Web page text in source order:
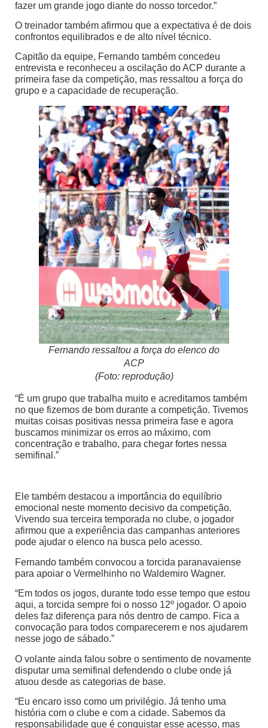
fazer um grande jogo diante do nosso torcedor.”
O treinador também afirmou que a expectativa é de dois
confrontos equilibrados e de alto nível técnico.
Capitão da equipe, Fernando também concedeu
entrevista e reconheceu a oscilação do ACP durante a
primeira fase da competição, mas ressaltou a força do
grupo e a capacidade de recuperação.
Fernando ressaltou a força do elenco do
ACP
(Foto: reprodução)
“É um grupo que trabalha muito e acreditamos também
no que fizemos de bom durante a competição. Tivemos
muitas coisas positivas nessa primeira fase e agora
buscamos minimizar os erros ao máximo, com
concentração e trabalho, para chegar fortes nessa
semifinal.”
Ele também destacou a importância do equilíbrio
emocional neste momento decisivo da competição.
Vivendo sua terceira temporada no clube, o jogador
afirmou que a experiência das campanhas anteriores
pode ajudar o elenco na busca pelo acesso.
Fernando também convocou a torcida paranavaiense
para apoiar o Vermelhinho no Waldemiro Wagner.
“Em todos os jogos, durante todo esse tempo que estou
aqui, a torcida sempre foi o nosso 12º jogador. O apoio
deles faz diferença para nós dentro de campo. Fica a
convocação para todos comparecerem e nos ajudarem
nesse jogo de sábado.”
O volante ainda falou sobre o sentimento de novamente
disputar uma semifinal defendendo o clube onde já
atuou desde as categorias de base.
“Eu encaro isso como um privilégio. Já tenho uma
história com o clube e com a cidade. Sabemos da
responsabilidade que é conquistar esse acesso, mas